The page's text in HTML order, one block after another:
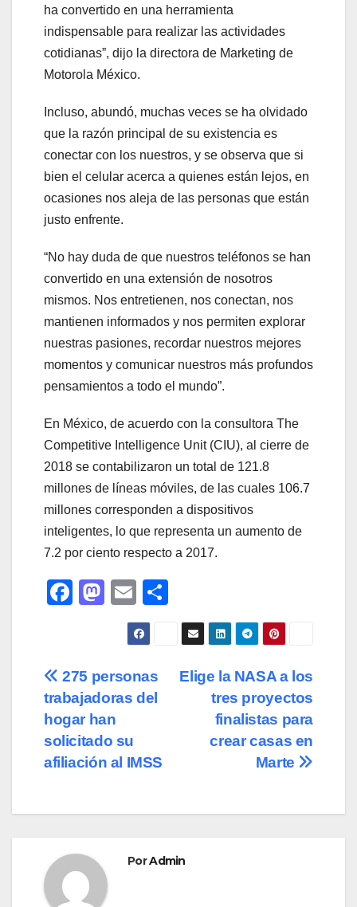
ha convertido en una herramienta
indispensable para realizar las actividades
cotidianas”, dijo la directora de Marketing de
Motorola México.
Incluso, abundó, muchas veces se ha olvidado
que la razón principal de su existencia es
conectar con los nuestros, y se observa que si
bien el celular acerca a quienes están lejos, en
ocasiones nos aleja de las personas que están
justo enfrente.
“No hay duda de que nuestros teléfonos se han
convertido en una extensión de nosotros
mismos. Nos entretienen, nos conectan, nos
mantienen informados y nos permiten explorar
nuestras pasiones, recordar nuestros mejores
momentos y comunicar nuestros más profundos
pensamientos a todo el mundo”.
En México, de acuerdo con la consultora The
Competitive Intelligence Unit (CIU), al cierre de
2018 se contabilizaron un total de 121.8
millones de líneas móviles, de las cuales 106.7
millones corresponden a dispositivos
inteligentes, lo que representa un aumento de
7.2 por ciento respecto a 2017.
F
e
b
o
o
k
M
o
d
o
n
E
m
ail
o
m
p
Navegación
de
entradas
Elige la NASA a los
tres proyectos
finalistas para
crear casas en
Marte
275 personas
trabajadoras del
hogar han
solicitado su
afiliación al IMSS
PorAdmin